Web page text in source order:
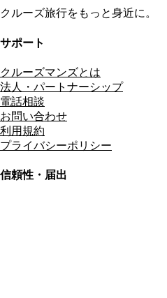
クルーズ旅行をもっと身近に。
サポート
クルーズマンズとは
法人・パートナーシップ
電話相談
お問い合わせ
利用規約
プライバシーポリシー
信頼性・届出